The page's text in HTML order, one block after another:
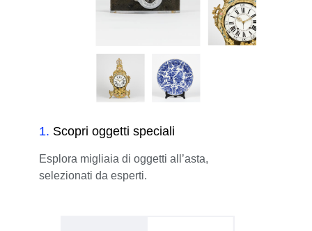
1. Scopri oggetti speciali
Esplora migliaia di oggetti all’asta,
selezionati da esperti.